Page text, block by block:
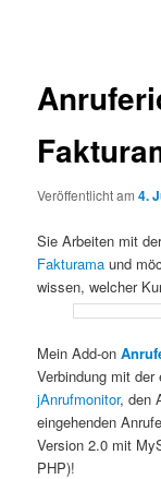
Veröffentlicht am4.
Sie Arbeiten mit
Fakturama und
wissen, welcher
Mein Add-on
Verbindung mit
jAnrufmonitor, den
eingehenden
Version 2.0 mit
PHP)!